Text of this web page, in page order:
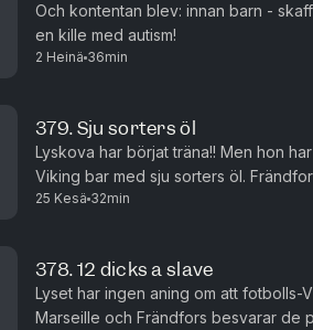
Och kontentan blev: innan barn -
en kille med autism!
2 Heinä 36min
379. Sju sorters öl
Lyskova har börjat träna!! Men hon
Viking bar med sju sorters öl.
efter midsommar, såpass att hon inte är
25 Kesä 32min
378. 12 dicks a slave
Lyset har ingen aning om att fotbolls-
Marseille och Frändfors besvarar de